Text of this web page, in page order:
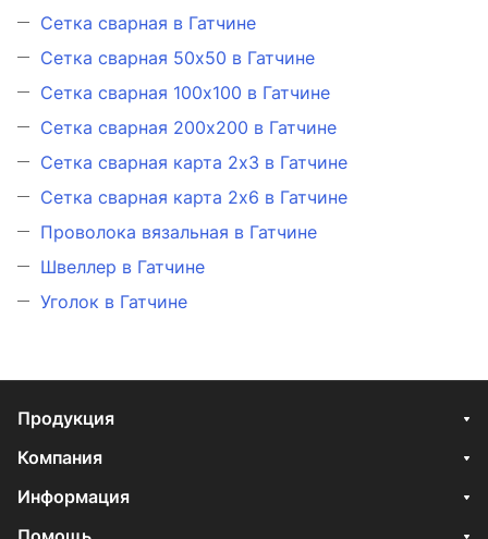
Сетка сварная в Гатчине
Сетка сварная 50х50 в Гатчине
Сетка сварная 100х100 в Гатчине
Сетка сварная 200х200 в Гатчине
Сетка сварная карта 2х3 в Гатчине
Сетка сварная карта 2х6 в Гатчине
Проволока вязальная в Гатчине
Швеллер в Гатчине
Уголок в Гатчине
Продукция
Компания
Информация